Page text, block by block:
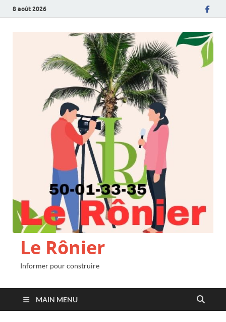
8 août 2026
Le Rônier
Informer pour construire
MAIN MENU